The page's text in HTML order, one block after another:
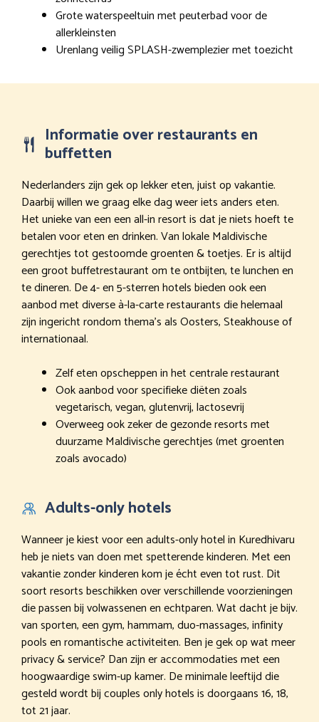
Grote waterspeeltuin met peuterbad voor de
allerkleinsten
Urenlang veilig SPLASH-zwemplezier met toezicht
Informatie over restaurants en
buffetten
Nederlanders zijn gek op lekker eten, juist op vakantie.
Daarbij willen we graag elke dag weer iets anders eten.
Het unieke van een een all-in resort is dat je niets hoeft te
betalen voor eten en drinken. Van lokale Maldivische
gerechtjes tot gestoomde groenten & toetjes. Er is altijd
een groot buffetrestaurant om te ontbijten, te lunchen en
te dineren. De 4- en 5-sterren hotels bieden ook een
aanbod met diverse à-la-carte restaurants die helemaal
zijn ingericht rondom thema’s als Oosters, Steakhouse of
internationaal.
Zelf eten opscheppen in het centrale restaurant
Ook aanbod voor specifieke diëten zoals
vegetarisch, vegan, glutenvrij, lactosevrij
Overweeg ook zeker de gezonde resorts met
duurzame Maldivische gerechtjes (met groenten
zoals avocado)
Adults-only hotels
Wanneer je kiest voor een adults-only hotel in Kuredhivaru
heb je niets van doen met spetterende kinderen. Met een
vakantie zonder kinderen kom je écht even tot rust. Dit
soort resorts beschikken over verschillende voorzieningen
die passen bij volwassenen en echtparen. Wat dacht je bijv.
van sporten, een gym, hammam, duo-massages, infinity
pools en romantische activiteiten. Ben je gek op wat meer
privacy & service? Dan zijn er accommodaties met een
hoogwaardige swim-up kamer. De minimale leeftijd die
gesteld wordt bij couples only hotels is doorgaans 16, 18,
tot 21 jaar.